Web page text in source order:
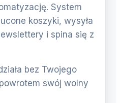
System
koszyki, wysyła
i spina się z
bez Twojego
swój wolny